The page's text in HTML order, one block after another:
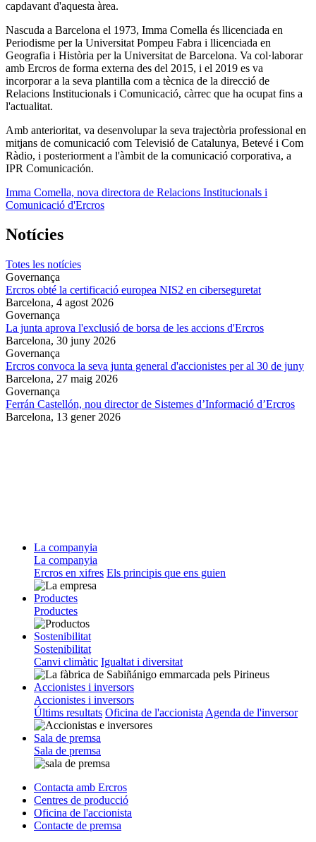
capdavant d'aquesta àrea.
Nascuda a Barcelona el 1973, Imma Comella és llicenciada en
Periodisme per la Universitat Pompeu Fabra i llicenciada en
Geografia i Història per la Universitat de Barcelona. Va col·laborar
amb Ercros de forma externa des del 2015, i el 2019 es va
incorporar a la seva plantilla com a tècnica de la direcció de
Relacions Institucionals i Comunicació, càrrec que ha ocupat fins a
l'actualitat.
Amb anterioritat, va desenvolupar la seva trajectòria professional en
mitjans de comunicació com Televisió de Catalunya, Betevé i Com
Ràdio, i posteriorment a l'àmbit de la comunicació corporativa, a
IPR Comunicación.
Imma Comella, nova directora de Relacions Institucionals i
Comunicació d'Ercros
Notícies
Totes les notícies
Governança
Ercros obté la certificació europea NIS2 en ciberseguretat
Barcelona, 4 agost 2026
Governança
La junta aprova l'exclusió de borsa de les accions d'Ercros
Barcelona, 30 juny 2026
Governança
Ercros convoca la seva junta general d'accionistes per al 30 de juny
Barcelona, 27 maig 2026
Governança
Ferrán Castellón, nou director de Sistemes d’Informació d’Ercros
Barcelona, 13 gener 2026
La companyia
La companyia
Ercros en xifres Els principis que ens guien
Productes
Productes
Sostenibilitat
Sostenibilitat
Canvi climàtic Igualtat i diversitat
Accionistes i inversors
Accionistes i inversors
Últims resultats Oficina de l'accionista Agenda de l'inversor
Sala de premsa
Sala de premsa
Contacta amb Ercros
Centres de producció
Oficina de l'accionista
Contacte de premsa